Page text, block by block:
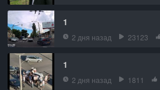
1
2 дня назад 23123
1
2 дня назад 1811